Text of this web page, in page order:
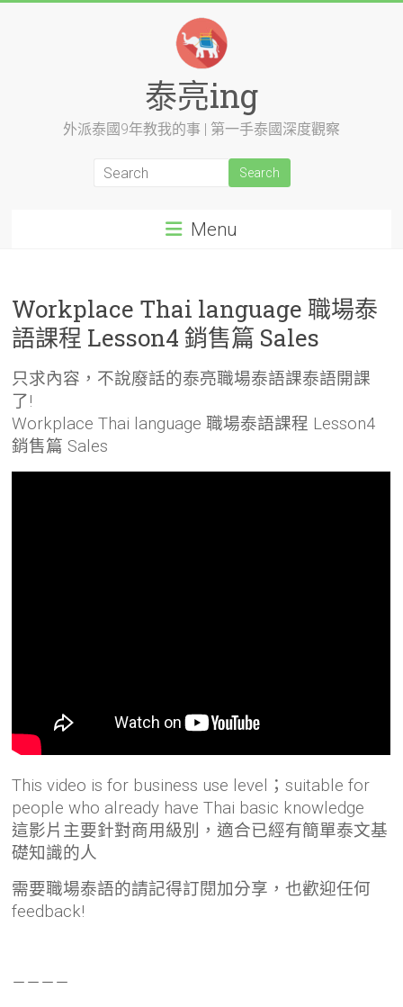
泰亮ing
外派泰國9年教我的事 | 第一手泰國深度觀察
Menu
Workplace Thai language 職場泰
語課程 Lesson4 銷售篇 Sales
只求內容，不說廢話的泰亮職場泰語課泰語開課
了!
Workplace Thai language 職場泰語課程 Lesson4
銷售篇 Sales
This video is for business use level；suitable for
people who already have Thai basic knowledge
這影片主要針對商用級別，適合已經有簡單泰文基
礎知識的人
需要職場泰語的請記得訂閱加分享，也歡迎任何
feedback!
－－－－